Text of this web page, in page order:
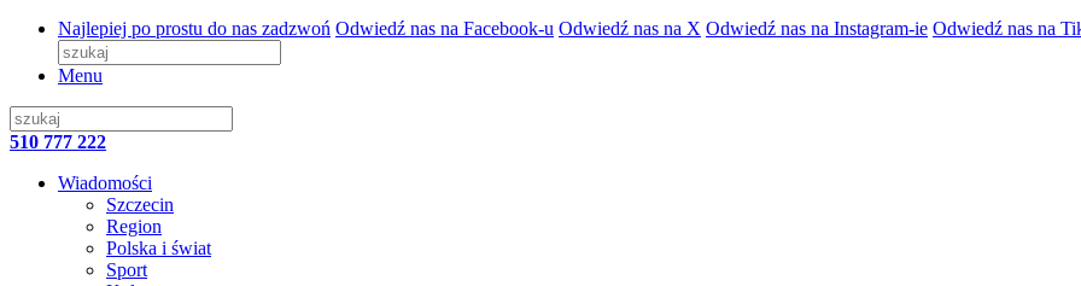
Najlepiej po prostu do nas zadzwoń Odwiedź nas na Facebook-u Odwiedź nas na X Odwiedź nas na Instagram-ie Odwiedź nas na
Menu
510 777 222
Wiadomości
Szczecin
Region
Polska i świat
Sport